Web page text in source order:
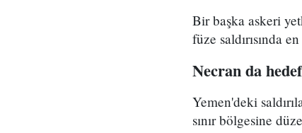
Bir başka askeri
füze saldırısında
Necran da
Yemen'deki
sınır bölgesine